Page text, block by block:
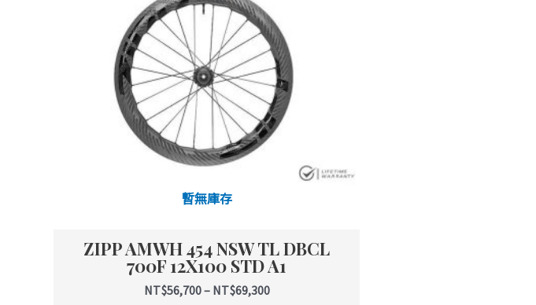
暫無庫存
ZIPP AMWH 454 NSW TL DBCL
700F 12X100 STD A1
NT$56,700–NT$69,300
多
種
款
式。
可
在
產
品
選
項